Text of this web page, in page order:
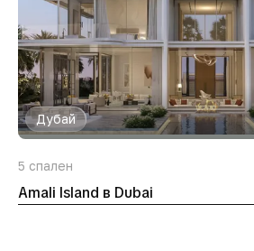
Дубай
5 спален
Amali Island в Dubai